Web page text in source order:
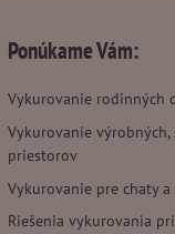
Ponúkame Vám:
Vykurovanie rodinných
Vykurovanie
priestorov
Vykurovanie pre chaty
Riešenia vykurovania